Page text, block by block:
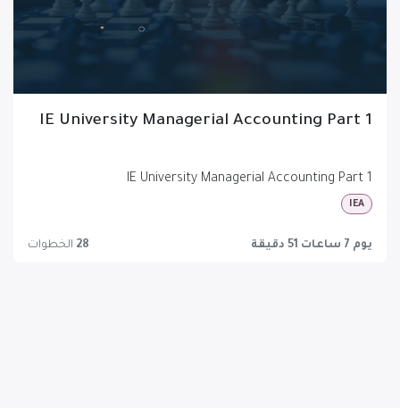
IE University Managerial Accounting Part 1
IE University Managerial Accounting Part 1
IEA
يوم 7 ساعات 51 دقيقة 28 الخطوات